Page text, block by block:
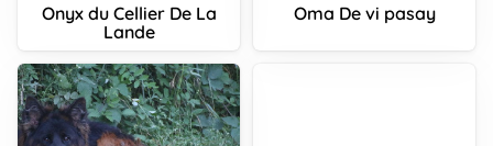
Onyx du Cellier De La
Lande
Oma De vi pasay